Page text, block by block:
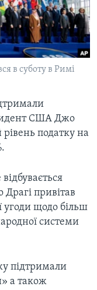
в суботу в Римі
США Джо
податку на
привітав
угоди щодо більш
системи
підтримали
а також